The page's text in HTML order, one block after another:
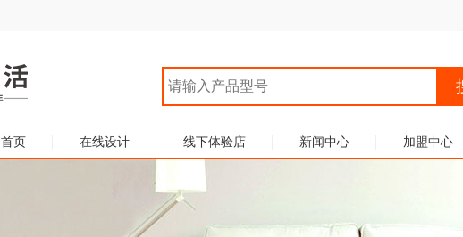
首页 在线设计 线下体验店 新闻中心 加盟中心